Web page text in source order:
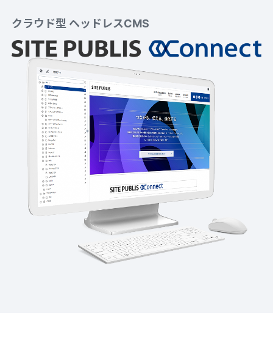
クラウド型 ヘッドレスCMS